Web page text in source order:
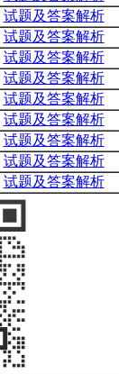
试题及答案解析
试题及答案解析
试题及答案解析
试题及答案解析
试题及答案解析
试题及答案解析
试题及答案解析
试题及答案解析
试题及答案解析